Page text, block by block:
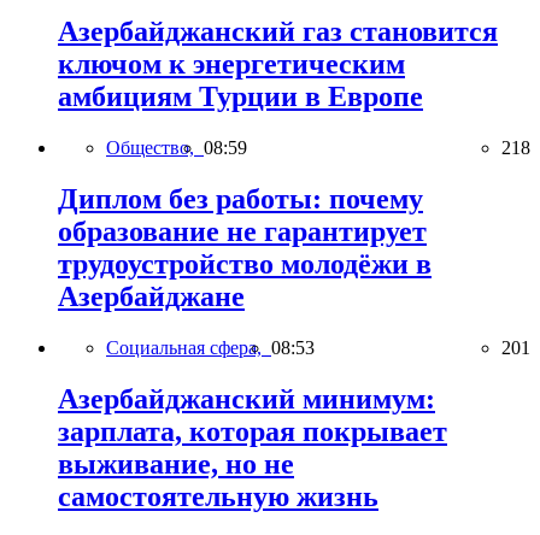
Азербайджанский газ становится
ключом к энергетическим
амбициям Турции в Европе
Общество, 08:59 218
Диплом без работы: почему
образование не гарантирует
трудоустройство молодёжи в
Азербайджане
Социальная сфера, 08:53 201
Азербайджанский минимум:
зарплата, которая покрывает
выживание, но не
самостоятельную жизнь